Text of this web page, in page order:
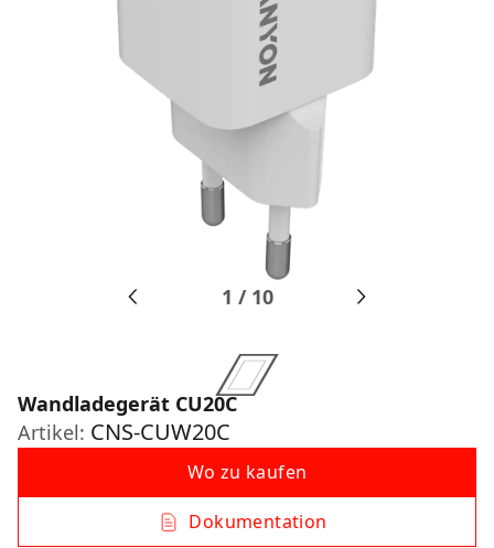
1 / 10
Wandladegerät CU20C
Artikel: CNS-CUW20C
Wo zu kaufen
Dokumentation